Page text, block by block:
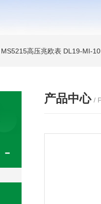
MS5215高压兆欧表 DL19-MI-
产品中心 /